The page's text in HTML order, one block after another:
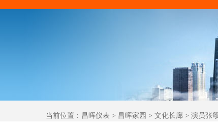
当前位置： 昌晖仪表 > 昌晖家园 > 文化长廊 > 演员张